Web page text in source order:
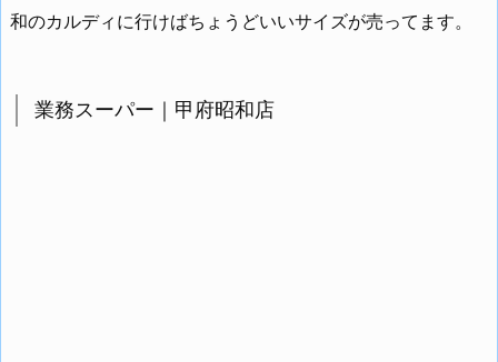
和のカルディに行けばちょうどいいサイズが売ってます。
業務スーパー｜甲府昭和店